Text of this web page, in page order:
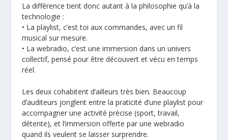
La différence tient donc autant à la philosophie qu’à la
technologie :
• La playlist, c’est toi aux commandes, avec un fil
musical sur mesure.
• La webradio, c’est une immersion dans un univers
collectif, pensé pour être découvert et vécu en temps
réel.
Les deux cohabitent d’ailleurs très bien. Beaucoup
d’auditeurs jonglent entre la praticité d’une playlist pour
accompagner une activité précise (sport, travail,
détente), et l’immersion offerte par une webradio
quand ils veulent se laisser surprendre.